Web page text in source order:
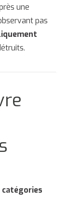
une
pas
catégories